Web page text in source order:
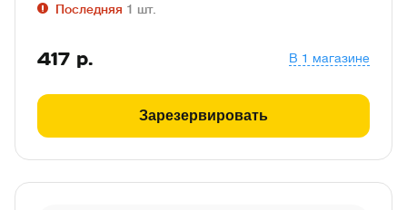
Последняя 1 шт.
417 р. В 1 магазине
Зарезервировать